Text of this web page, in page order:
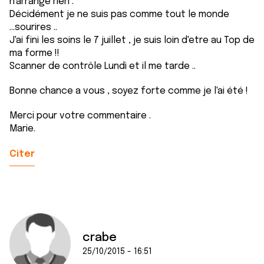
avec d'autres informations que vous leur avez fournies
ou qu'ils ont collectées lors de votre utilisation de leurs
services.
Décidément je ne suis pas comme tout le monde
...sourires ..
J'ai fini les soins le 7 juillet , je suis loin d'etre au Top de
ma forme !!
Scanner de contrôle Lundi et il me tarde ..
Bonne chance a vous , soyez forte comme je l'ai été !
Merci pour votre commentaire .
Marie.
Citer
crabe
25/10/2015 - 16:51